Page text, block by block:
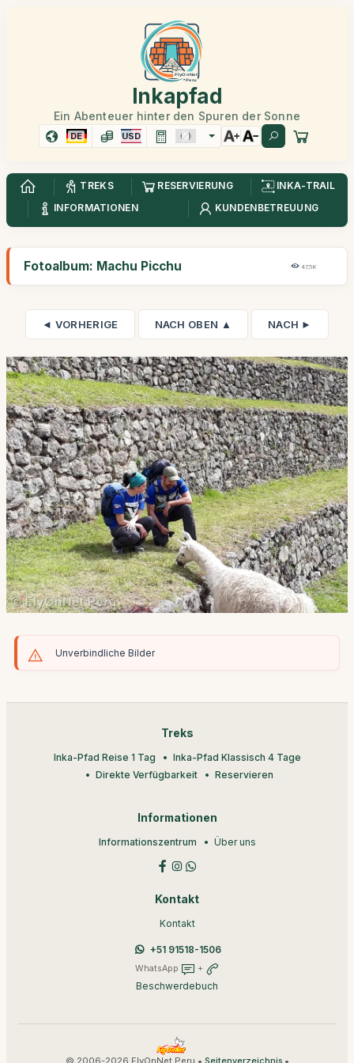
Inkapfad
Ein Abenteuer hinter den Spuren der Sonne
DE USD
TREKS RESERVIERUNG
INKA-TRAIL
INFORMATIONEN
KUNDENBETREUUNG
Fotoalbum: Machu Picchu 47,5K
◄ VORHERIGE NACH OBEN ▲ NACH ►
Unverbindliche Bilder
Treks
Inka-Pfad Reise 1 Tag
Inka-Pfad Klassisch 4 Tage
Direkte Verfügbarkeit
Reservieren
Informationen
Informationszentrum Über uns
Kontakt
Kontakt
+51 91518-1506
WhatsApp +
Beschwerdebuch
© 2006-2026 FlyOnNet Peru • •